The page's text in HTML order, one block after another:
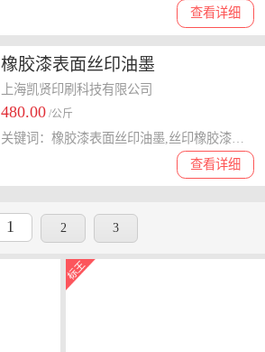
查看详细
橡胶漆表面丝印油墨
上海凯贤印刷科技有限公司
480.00 /公斤
查看详细
关键词：橡胶漆表面丝印油墨,丝印橡胶漆表面油墨,橡胶漆表面油墨,橡胶漆丝印油墨,丝印橡胶漆油墨,橡胶漆油墨
1 2 3